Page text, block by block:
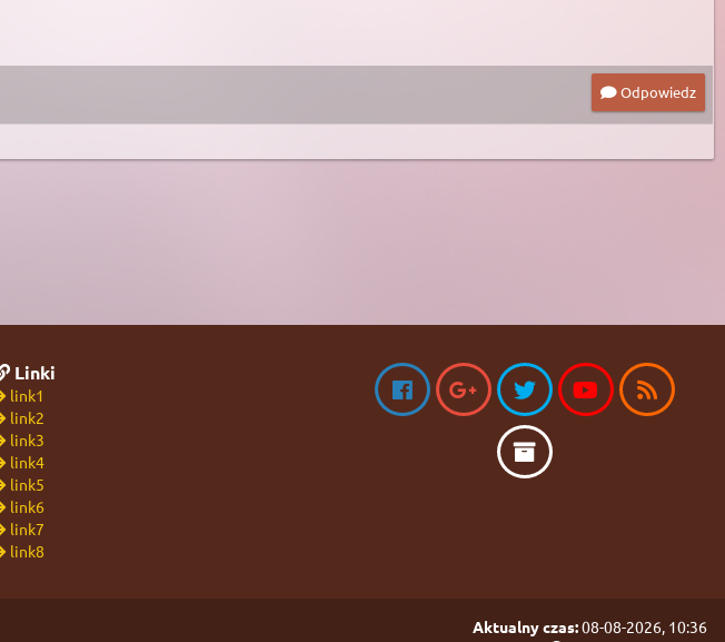
Odpowiedz
Linki
link1
link2
link3
link4
link5
link6
link7
link8
Aktualny czas:08-08-2026, 10:36